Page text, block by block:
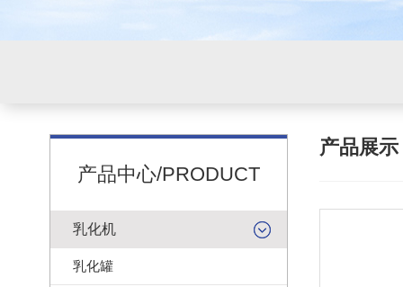
产品中心/PRODUCT
乳化机
乳化罐
产品展示